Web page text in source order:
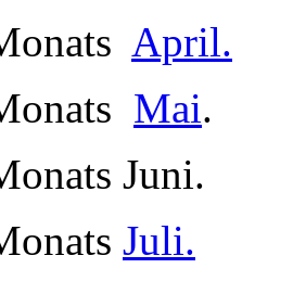
April.
Mai.
Juni.
Juli.